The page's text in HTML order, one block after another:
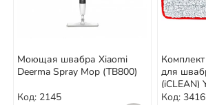
Моющая швабра Xiaomi
Deerma Spray Mop (TB800)
Код: 2145
для
(iCLEAN)
Код: 3416